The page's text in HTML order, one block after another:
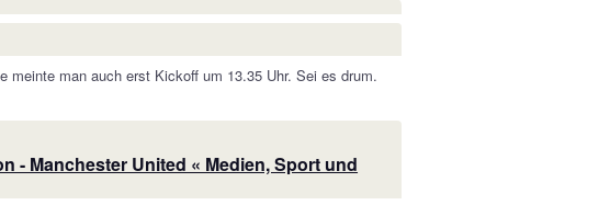
man auch erst Kickoff um 13.35 Uhr. Sei es drum.
- Manchester United « Medien, Sport und